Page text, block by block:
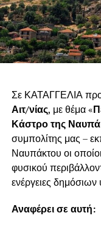
Σε ΚΑΤΑΓΓΕΛΙΑ
Αιτ/νίας, με θέμα «
Κάστρο της
συμπολίτης μας –
Ναυπάκτου οι
φυσικού
ενέργειες
Αναφέρει σε αυτή: